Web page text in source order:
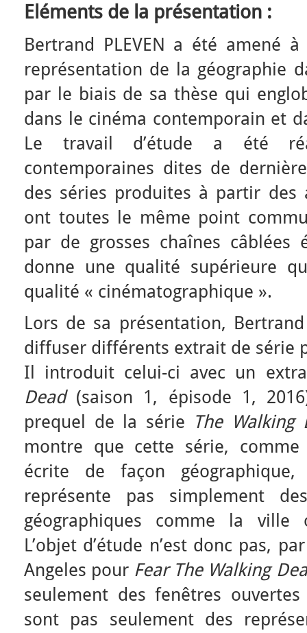
Eléments de la présentation :
Bertrand PLEVEN a été amené
représentation de la géographie
par le biais de sa thèse qui
dans le cinéma contemporain et
Le travail d’étude a été
contemporaines dites de
des séries produites à partir des
ont toutes le même point
par de grosses chaînes câblées
donne une qualité supérieure
qualité « cinématographique ».
Lors de sa présentation,
diffuser différents extrait de série
Il introduit celui-ci avec un
Dead(saison 1, épisode 1,
prequel de la série The
montre que cette série, comme
écrite de façon géographique,
représente pas simplement
géographiques comme la ville
L’objet d’étude n’est donc pas,
Angeles pour Fear The Walking
seulement des fenêtres
sont pas seulement des